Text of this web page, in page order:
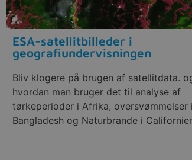
ESA-satellitbilleder i
geografiundervisningen
Bliv klogere på brugen af satellitdata.
hvordan man bruger det til analyse af
tørkeperioder i Afrika, oversvømmelser i
Bangladesh og Naturbrande i